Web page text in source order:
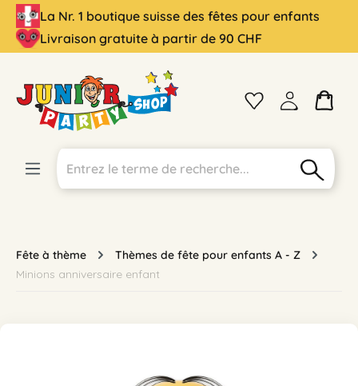
principal
La Nr. 1 boutique suisse des fêtes pour enfants
Livraison gratuite à partir de 90 CHF
Fête à thème
Thèmes de fête pour enfants A - Z
Minions anniversaire enfant